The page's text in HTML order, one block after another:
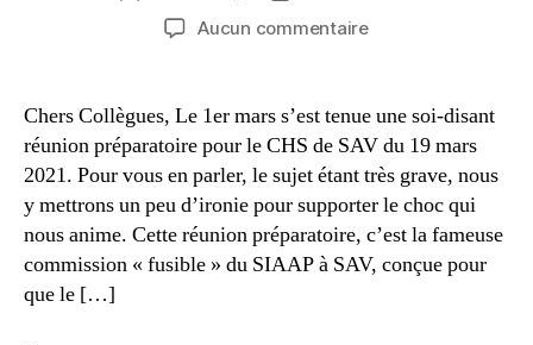
l’article
Aucun commentairesur
personnels
SIAAP
:
l’escamotage
continue
!
Chers Collègues, Le 1er mars s’est tenue une soi-disant
réunion préparatoire pour le CHS de SAV du 19 mars
2021. Pour vous en parler, le sujet étant très grave, nous
y mettrons un peu d’ironie pour supporter le choc qui
nous anime. Cette réunion préparatoire, c’est la fameuse
commission « fusible » du SIAAP à SAV, conçue pour
que le […]